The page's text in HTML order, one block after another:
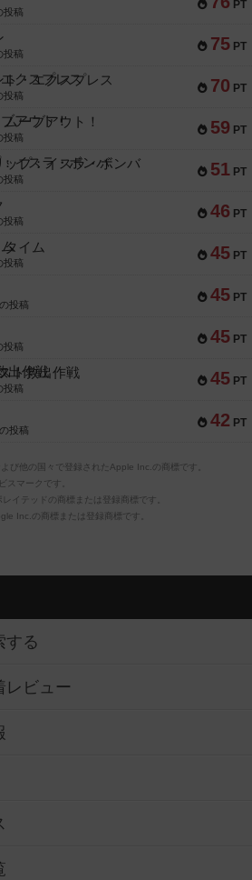
PT
投稿
75 PT
投稿
70 PT
・エクスプレス
投稿
59 PT
ーブアウト！
投稿
51 PT
プ：イスラ・ボンバ
投稿
46 PT
投稿
45 PT
タイム
投稿
45 PT
投稿
45 PT
投稿
45 PT
ト救出作戦
投稿
42 PT
投稿
び他の国々で登録されたApple Inc.の商標です。
マークです。
イテッドの商標または登録商標です。
Inc.の商標または登録商標です。
する
レビュー